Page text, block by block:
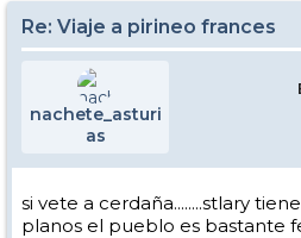
Re: Viaje a pirineo frances
nachete_asturi
as
si vete a cerdaña........stlary
planos el pueblo es bastante